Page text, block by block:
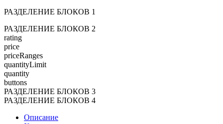
РАЗДЕЛЕНИЕ БЛОКОВ 1
РАЗДЕЛЕНИЕ БЛОКОВ 2
rating
price
priceRanges
quantityLimit
quantity
buttons
РАЗДЕЛЕНИЕ БЛОКОВ 3
РАЗДЕЛЕНИЕ БЛОКОВ 4
Описание